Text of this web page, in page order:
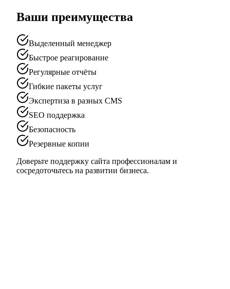
Ваши преимущества
Выделенный менеджер
Быстрое реагирование
Регулярные отчёты
Гибкие пакеты услуг
Экспертиза в разных CMS
SEO поддержка
Безопасность
Резервные копии
Доверьте поддержку сайта профессионалам и
сосредоточьтесь на развитии бизнеса.